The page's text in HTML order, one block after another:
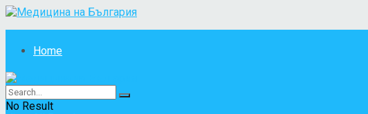
Home
Болести
No Result